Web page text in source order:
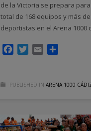
de la Victoria se prepara
total de 168 equipos y más de
deportistas en el Arena 1000
FacebookTwitter
Email
PUBLISHED IN ARENA 1000